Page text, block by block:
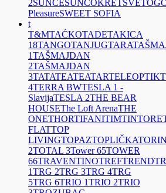
2SUNCESUNCOKRET
PleasureSWEET SOFIA
t
T&MTAĆKOTADETAKICA
18TANGOTANJUGTARA
1TAŠMAJDAN
2TAŠMAJDAN
3TATATEATEATARTELEOPTIK
4TERRA BWTESLA 1 -
SlavijaTESLA 2THE BEAR
HOUSEThe Loft ArenaTHE
ONETHORTIFANITIM
FLATTOP
LIVINGTOPAZTOPLIČKA
2TOTAL 3Tower 65TOWER
66TRAVENTINOTREFTREND
1TRG 2TRG 3TRG 4TRG
5TRG 6TRIO 1TRIO 2TRIO